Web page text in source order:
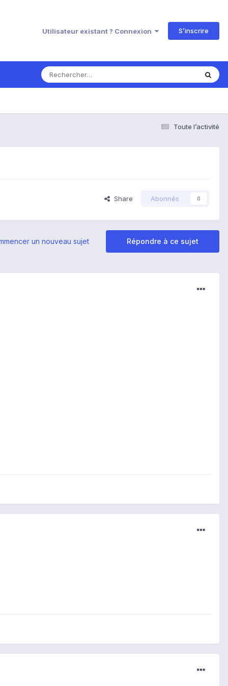
Utilisateur existant ? Connexion S’inscrire
Toute l’activité
Share Abonnés 0
Répondre à ce sujet
un nouveau sujet